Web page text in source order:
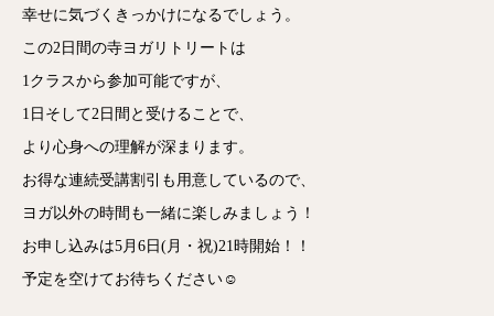
幸せに気づくきっかけになるでしょう。
この2日間の寺ヨガリトリートは
1クラスから参加可能ですが、
1日そして2日間と受けることで、
より心身への理解が深まります。
お得な連続受講割引も用意しているので、
ヨガ以外の時間も一緒に楽しみましょう！
お申し込みは5月6日(月・祝)21時開始！！
予定を空けてお待ちください☺️